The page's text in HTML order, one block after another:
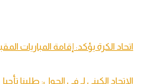
اتحاد الكرة يؤكد: إقامة المباريات
الاتحاد الكيني لـ في الجول: طلبنا